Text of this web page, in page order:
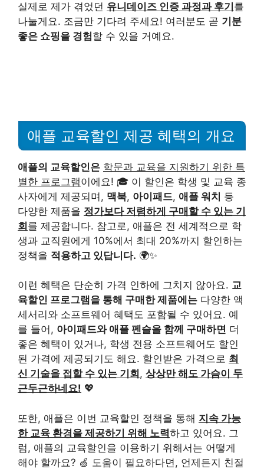
실제로 제가 겪었던 유니데이즈 인증 과정과 후기 를
나눌게요. 조금만 기다려 주세요! 여러분도 곧 기분
좋은 쇼핑을 경험할 수 있을 거예요.
애플 교육할인 제공 혜택의 개요
애플의 교육할인은 학문과 교육을 지원하기 위한 특
별한 프로그램이에요! 🎓 이 할인은 학생 및 교육 종
사자에게 제공되며, 맥북, 아이패드, 애플 워치 등
다양한 제품을 정가보다 저렴하게 구매할 수 있는 기
회를 제공합니다. 참고로, 애플은 전 세계적으로 학
생과 교직원에게 10%에서 최대 20%까지 할인하는
정책을 적용하고 있답니다. 🌍✨
이런 혜택은 단순히 가격 인하에 그치지 않아요. 교
육할인 프로그램을 통해 구매한 제품에는 다양한 액
세서리와 소프트웨어 혜택도 포함될 수 있어요. 예
를 들어, 아이패드와 애플 펜슬을 함께 구매하면 더
좋은 혜택이 있거나, 학생 전용 소프트웨어도 할인
된 가격에 제공되기도 해요. 할인받은 가격으로 최
신 기술을 접할 수 있는 기회 , 상상만 해도 가슴이 두
근두근하네요! 💖
또한, 애플은 이번 교육할인 정책을 통해 지속 가능
한 교육 환경을 제공하기 위해 노력하고 있어요. 그
럼, 애플의 교육할인을 이용하기 위해서는 어떻게
해야 할까요? 🍏 도움이 필요하다면, 언제든지 친절